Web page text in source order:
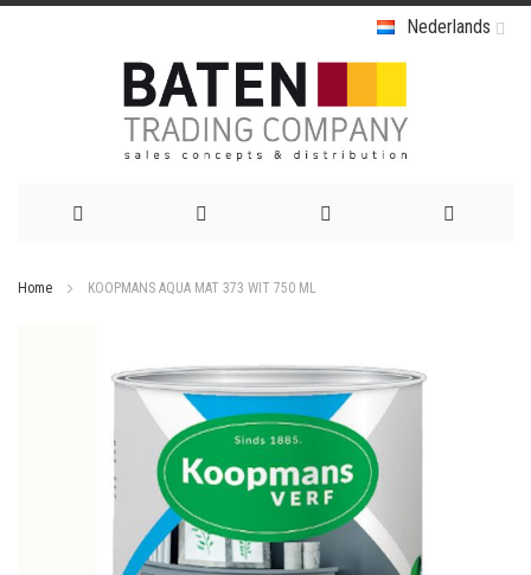
Nederlands
Home KOOPMANS AQUA MAT 373 WIT 750 ML
afbeeldingen-